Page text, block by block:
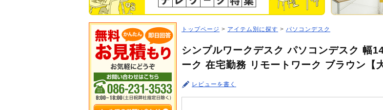
トップページ > アイテム別に探す > パソコンデスク
シンプルワークデスク パソコンデスク 幅
ーク 在宅勤務 リモートワーク ブラウン【
レビューを書く